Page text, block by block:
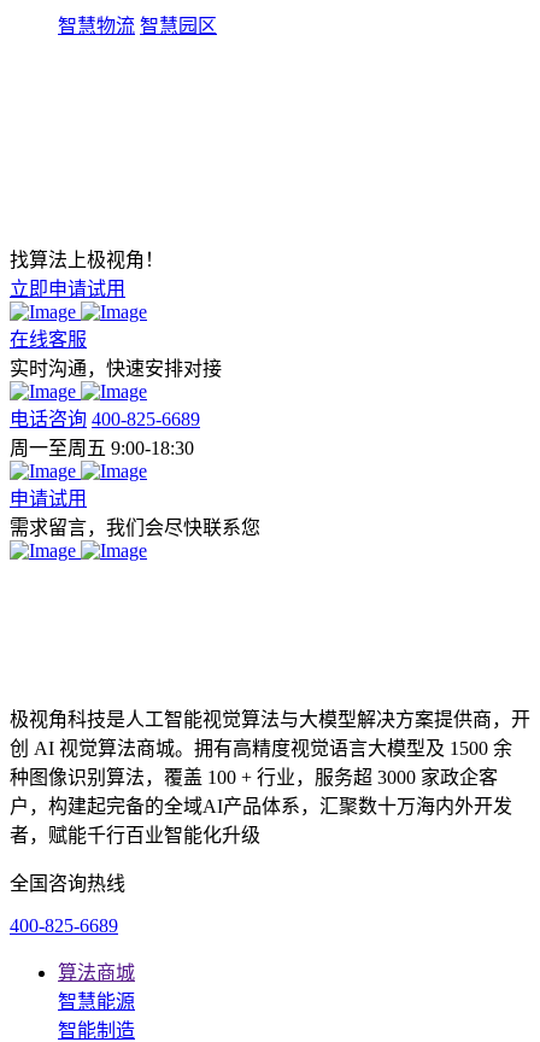
智慧物流 智慧园区
找算法上极视角！
立即申请试用
在线客服
实时沟通，快速安排对接
电话咨询 400-825-6689
周一至周五 9:00-18:30
申请试用
需求留言，我们会尽快联系您
极视角科技是人工智能视觉算法与大模型解决方案提供商，开
创 AI 视觉算法商城。拥有高精度视觉语言大模型及 1500 余
种图像识别算法，覆盖 100 + 行业，服务超 3000 家政企客
户，构建起完备的全域AI产品体系，汇聚数十万海内外开发
者，赋能千行百业智能化升级
全国咨询热线
400-825-6689
算法商城
智慧能源
智能制造